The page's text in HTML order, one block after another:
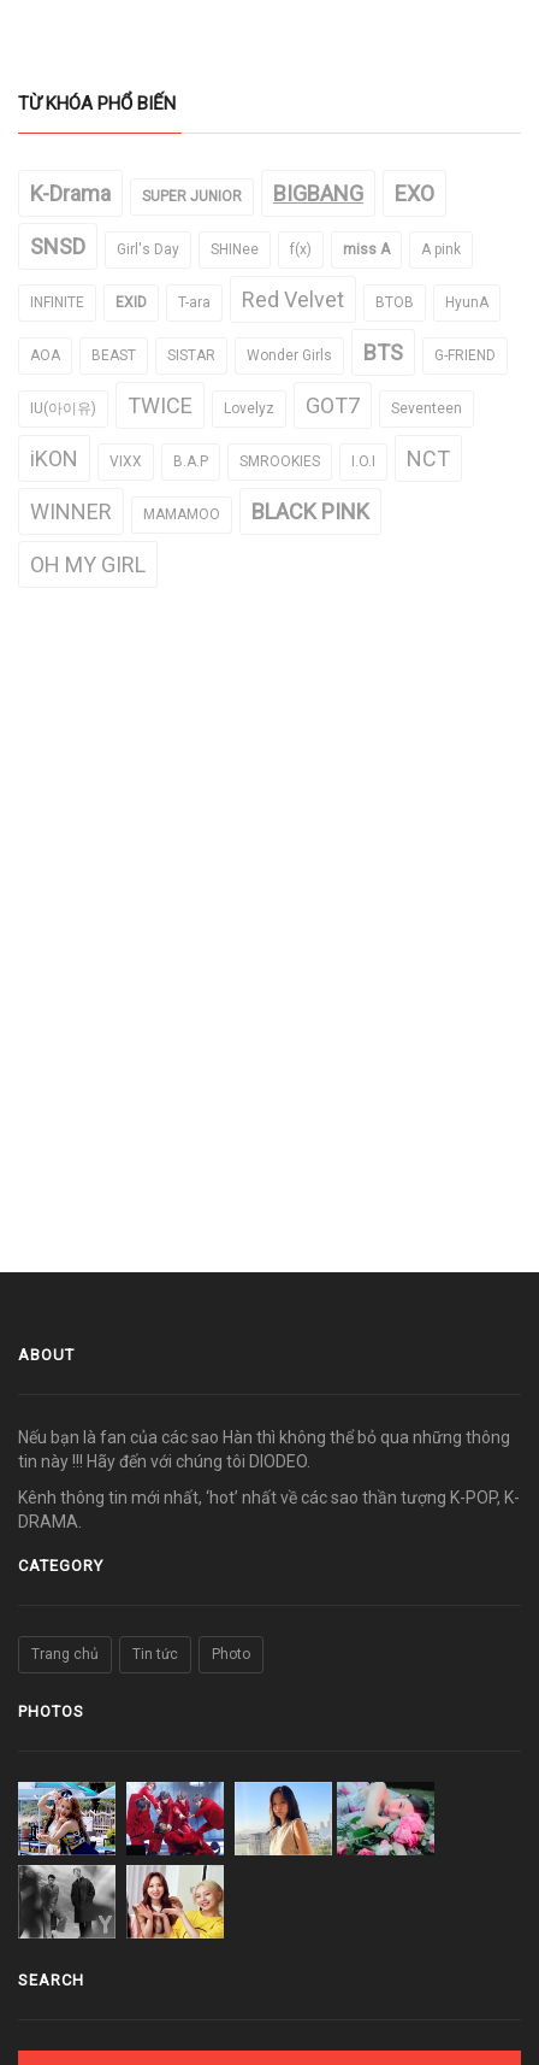
TỪ KHÓA PHỔ BIẾN
K-Drama SUPER JUNIOR BIGBANG EXO
SNSD Girl's Day SHINee f(x) miss A A pink
INFINITE EXID T-ara Red Velvet BTOB HyunA
AOA BEAST SISTAR Wonder Girls BTS G-FRIEND
IU(아이유) TWICE Lovelyz GOT7 Seventeen
iKON VIXX B.A.P SMROOKIES I.O.I NCT
WINNER MAMAMOO BLACK PINK
OH MY GIRL
ABOUT
Nếu bạn là fan của các sao Hàn thì không thể bỏ qua những thông
tin này !!! Hãy đến với chúng tôi DIODEO.
Kênh thông tin mới nhất, ‘hot’ nhất về các sao thần tượng K-POP, K-
DRAMA.
CATEGORY
Trang chủ Tin tức Photo
PHOTOS
SEARCH